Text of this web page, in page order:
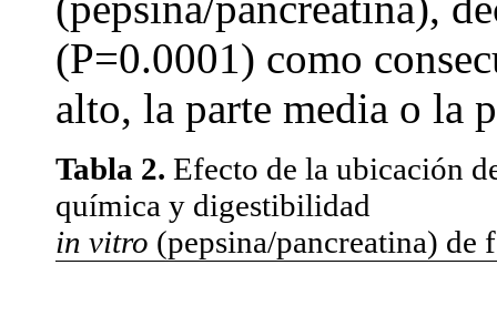
(P=0.0001) como
alto, la parte media o la
Tabla 2. Efecto de la ubicación
química y digestibilidad
in vitro (pepsina/pancreatina) de